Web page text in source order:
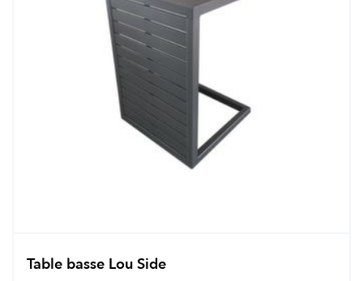
Table basse Lou Side